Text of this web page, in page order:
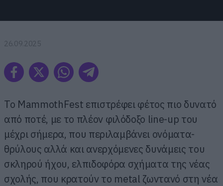
26.09.2025
Το MammothFest επιστρέφει φέτος πιο δυνατό
από ποτέ, με το πλέον φιλόδοξο line-up του
μέχρι σήμερα, που περιλαμβάνει ονόματα-
θρύλους αλλά και ανερχόμενες δυνάμεις του
σκληρού ήχου, ελπιδοφόρα σχήματα της νέας
σχολής, που κρατούν το metal ζωντανό στη νέα